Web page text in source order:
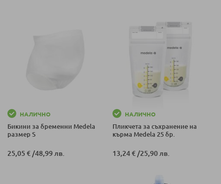
НАЛИЧНО
Бикини за бременни Medela
размер S
25,05 € /48,99 лв.
НАЛИЧНО
Пликчета за съхранение на
кърма Medela 25 бр.
13,24 € /25,90 лв.